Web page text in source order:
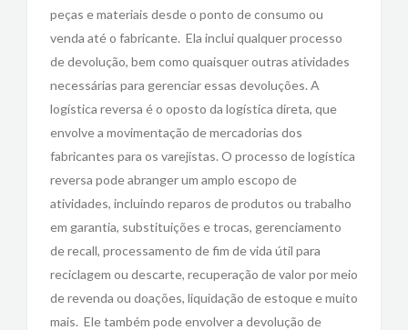
peças e materiais desde o ponto de consumo ou
venda até o fabricante. Ela inclui qualquer processo
de devolução, bem como quaisquer outras atividades
necessárias para gerenciar essas devoluções. A
logística reversa é o oposto da logística direta, que
envolve a movimentação de mercadorias dos
fabricantes para os varejistas. O processo de logística
reversa pode abranger um amplo escopo de
atividades, incluindo reparos de produtos ou trabalho
em garantia, substituições e trocas, gerenciamento
de recall, processamento de fim de vida útil para
reciclagem ou descarte, recuperação de valor por meio
de revenda ou doações, liquidação de estoque e muito
mais. Ele também pode envolver a devolução de